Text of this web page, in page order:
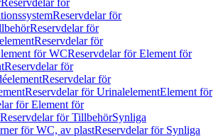
Reservdelar för
Reservdelar för
Reservdelar för
Reservdelar för
för WCReservdelar för Element för
Reservdelar för
Reservdelar för
Reservdelar för UrinalelementElement för
för Element för
Reservdelar för TillbehörSynliga
för WC, av plastReservdelar för Synliga